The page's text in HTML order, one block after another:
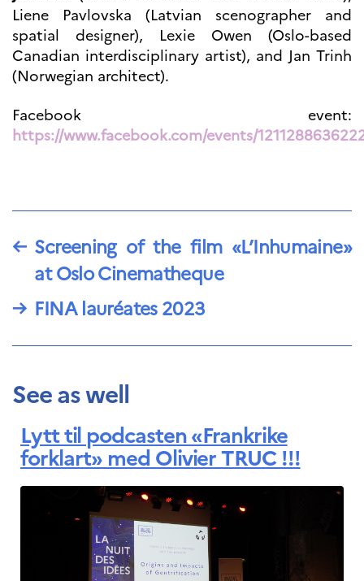
Programme Norway
Arrangementer
Science Night
Science and Innovation
(CCFN)
Liene Pavlovska (Latvian scenographer and
spatial designer), Lexie Owen (Oslo-based
Canadian interdisciplinary artist), and Jan Trinh
(Norwegian architect).
Facebook event:
https://www.facebook.com/events/
← Screening of the film «L’Inhumaine»
at Oslo Cinematheque
→ FINA lauréates 2023
See as well
Lytt til podcasten «Frankrike
forklart» med Olivier TRUC !!!